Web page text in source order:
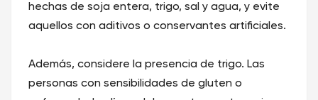
hechas de soja entera, trigo, sal y agua, y evite
aquellos con aditivos o conservantes artificiales.
Además, considere la presencia de trigo. Las
personas con sensibilidades de gluten o